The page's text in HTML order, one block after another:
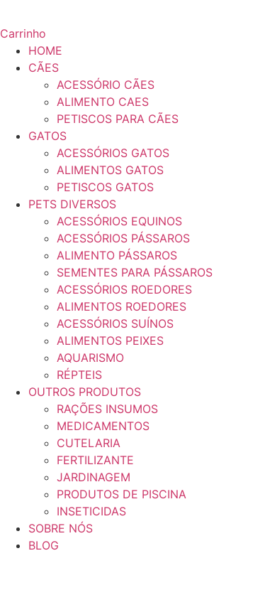
Carrinho
HOME
CÃES
ACESSÓRIO CÃES
ALIMENTO CAES
PETISCOS PARA CÃES
GATOS
ACESSÓRIOS GATOS
ALIMENTOS GATOS
PETISCOS GATOS
PETS DIVERSOS
ACESSÓRIOS EQUINOS
ACESSÓRIOS PÁSSAROS
ALIMENTO PÁSSAROS
SEMENTES PARA PÁSSAROS
ACESSÓRIOS ROEDORES
ALIMENTOS ROEDORES
ACESSÓRIOS SUÍNOS
ALIMENTOS PEIXES
AQUARISMO
RÉPTEIS
OUTROS PRODUTOS
RAÇÕES INSUMOS
MEDICAMENTOS
CUTELARIA
FERTILIZANTE
JARDINAGEM
PRODUTOS DE PISCINA
INSETICIDAS
SOBRE NÓS
BLOG